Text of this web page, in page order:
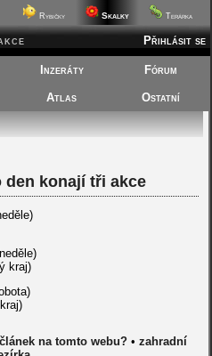
Rybičky Skalky Terárka
Přihlásit se
Inzeráty Fórum
Atlas
Ostatní
den konají tři akce
kraj)
na tomto webu?• zahradní